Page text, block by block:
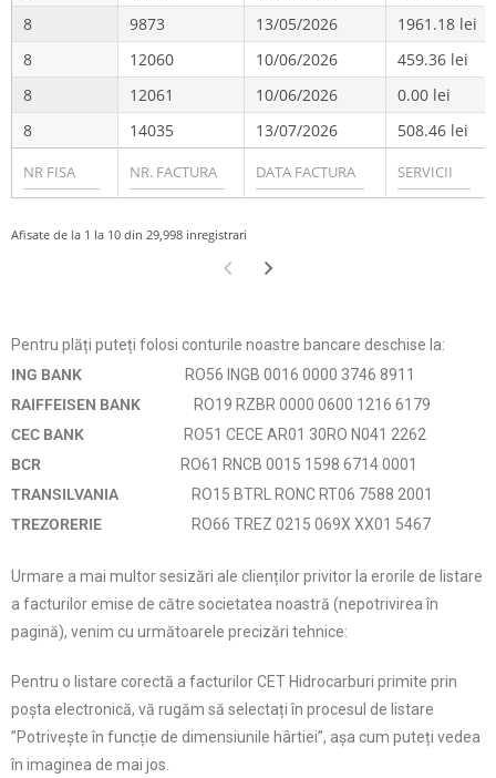
8
9873 13/05/2026
1961.18
8
12060 10/06/2026
459.36
8
12061 10/06/2026
0.00
8
14035 13/07/2026 508.46
Afisate de la 1 la 10 din 29,998 inregistrari
Pentru plăți puteți folosi conturile noastre bancare deschise la:
ING BANK RO56 INGB 0016 0000 3746 8911
RAIFFEISEN BANK RO19 RZBR 0000 0600 1216 6179
CEC BANK RO51 CECE AR01 30RO N041 2262
BCR RO61 RNCB 0015 1598 6714 0001
TRANSILVANIA
RO15 BTRL RONC RT06 7588 2001
TREZORERIE RO66 TREZ 0215 069X XX01 5467
Urmare a mai multor sesizări ale clienților privitor la erorile de listare
a facturilor emise de către societatea noastră (nepotrivirea în
pagină), venim cu următoarele precizări tehnice:
Pentru o listare corectă a facturilor CET Hidrocarburi primite prin
poșta electronică, vă rugăm să selectați în procesul de listare
”Potrivește în funcție de dimensiunile hârtiei”, așa cum puteți vedea
în imaginea de mai jos.